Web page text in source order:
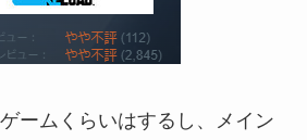
ームくらいはするし、メイン